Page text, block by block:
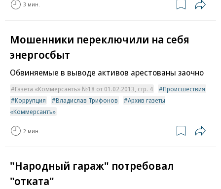
3 мин.
Мошенники переключили на себя
энергосбыт
Обвиняемые в выводе активов арестованы заочно
Газета «Коммерсантъ» №18 от 01.02.2013, стр. 4
Происшествия
Коррупция
Владислав Трифонов
Архив газеты
«Коммерсантъ»
2 мин.
"Народный гараж" потребовал
"отката"